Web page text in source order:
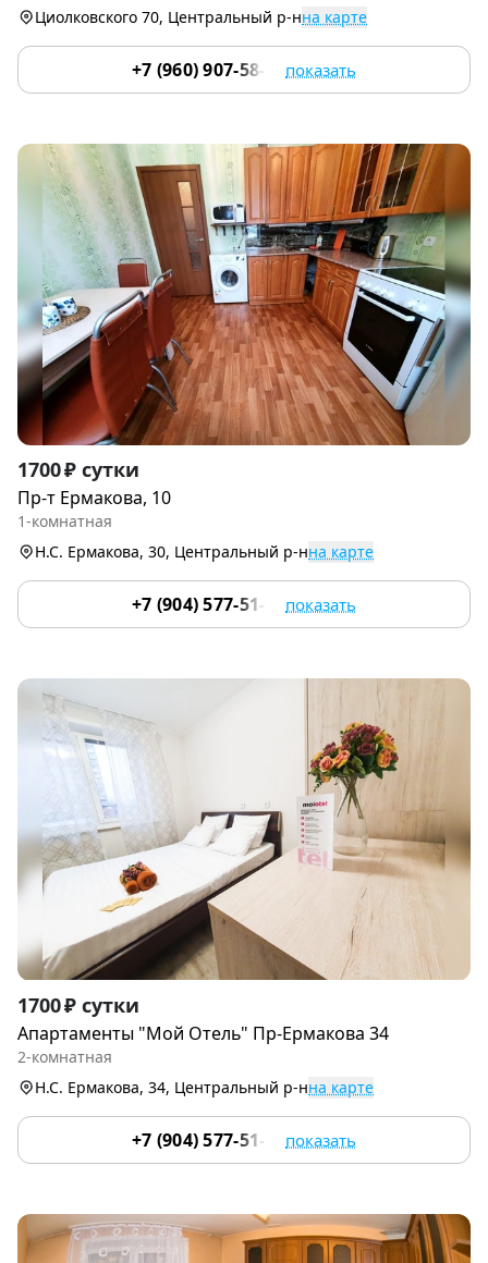
Циолковского 70, Центральный р-нна карте
+7 (960) 907-58-33 показать
Item
1
of
1700 ₽ сутки
Пр-т Ермакова, 10
1-комнатная
Н.С. Ермакова, 30, Центральный р-нна карте
+7 (904) 577-51-54 показать
Item
1
of
9
1700 ₽ сутки
Апартаменты "Мой Отель" Пр-Ермакова 34
2-комнатная
Н.С. Ермакова, 34, Центральный р-нна карте
+7 (904) 577-51-54 показать